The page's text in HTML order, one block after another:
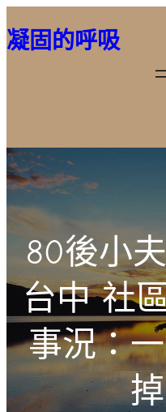
至
容
凝固的呼吸
80後小
台中 社
事況：